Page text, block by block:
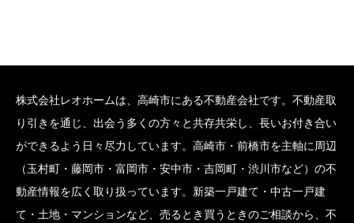
株式会社レオホームは、高崎市にある不動産会社です。不動産取
り引きを通じ、出会う多くの方々と共存共栄し、長いお付き合い
ができるよう日々尽力しています。高崎市・前橋市を主軸に周辺
（玉村町・藤岡市・富岡市・安中市・吉岡町・渋川市など）の不
動産情報を広く取り扱っています。新築一戸建て・中古一戸建
て・土地・マンションなど、売るとき買うときのご相談から、不